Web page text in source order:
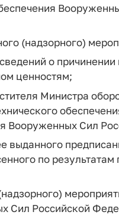
(надзорного)
о
ценностям;
Министра
Вооруженных Сил
выданного
по результатам
Сил Российской